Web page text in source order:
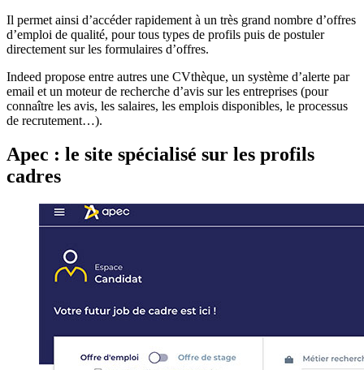
Il permet ainsi d’accéder rapidement à un très grand nombre d’offres
d’emploi de qualité, pour tous types de profils puis de postuler
directement sur les formulaires d’offres.
Indeed propose entre autres une CVthèque, un système d’alerte par
email et un moteur de recherche d’avis sur les entreprises (pour
connaître les avis, les salaires, les emplois disponibles, le processus
de recrutement…).
Apec : le site spécialisé sur les profils
cadres